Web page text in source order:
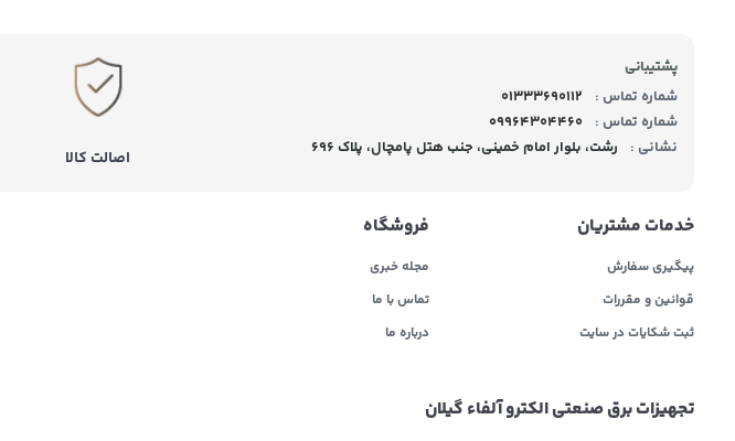
پشتیبانی
شماره تماس :
01333690112
شماره تماس :
09964304460
نشانی :
رشت، بلوار امام خمینی، جنب هتل پامچال، پلاک 696 اصالت کالا
خدمات مشتریان
پیگیری سفارش
قوانین و مقررات
ثبت شکایات در سایت
فروشگاه
مجله خبری
تماس با ما
درباره ما
تجهیزات برق صنعتی الکترو آلفاء گیلان